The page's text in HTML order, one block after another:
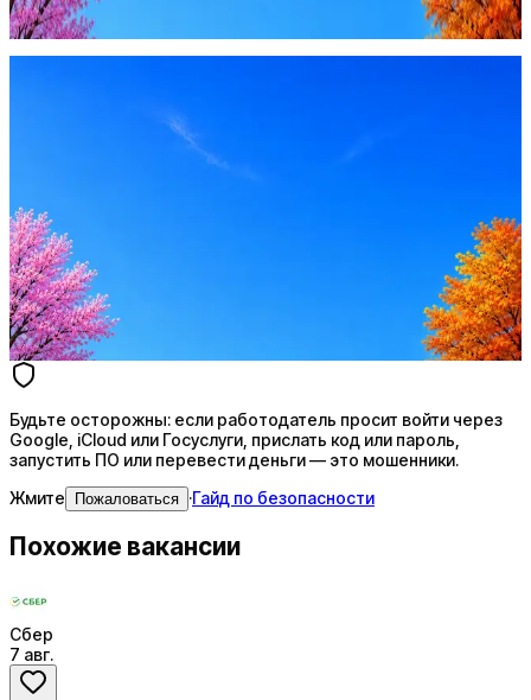
Жмите Пожаловаться
Стратегия поиска с AI: рынки, позиции, вилка, каналы
Будьте осторожны: если работодатель просит войти через
Google, iCloud или Госуслуги, прислать код или пароль,
запустить ПО или перевести деньги — это мошенники.
Жмите
Пожаловаться ·Гайд по безопасности
Похожие вакансии
Сбер
7 авг.